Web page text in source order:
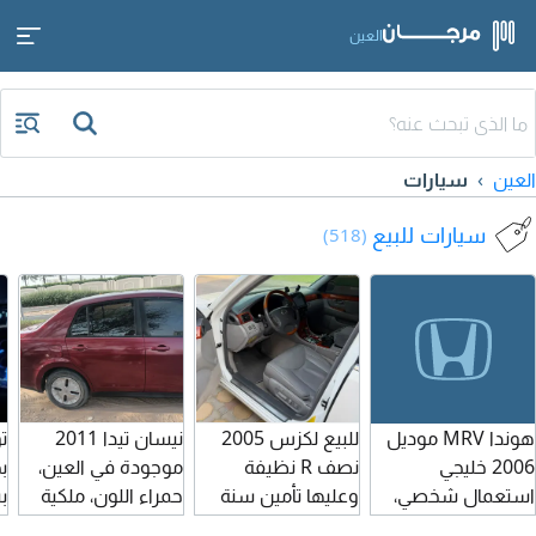
العين
العين سيارات
سيارات للبيع (518)
هوندا MRV موديل
2006 خليجي
استعمال شخصي،
المطلوب 9000
للبيع لكزس 2005
نصف R نظيفة
وعليها تأمين سنة
واحدة فقط، بسعر
نيسان تيدا 2011
موجودة في العين،
حمراء اللون، ملكية
صناعية، أوتوماتيك،